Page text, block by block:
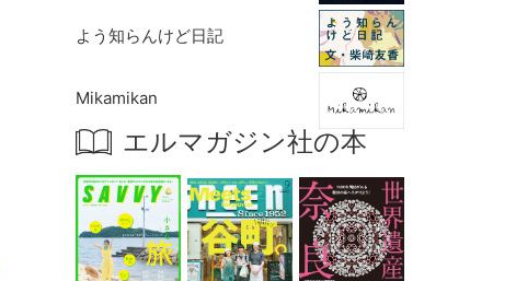
よう知らんけど日記
Mikamikan
エルマガジン社の本